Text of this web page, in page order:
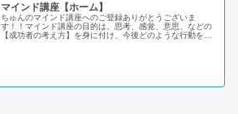
マインド講座【ホーム】
ちゅんのマインド講座へのご登録ありがとうございま
す！！マインド講座の目的は、思考、感覚、意思、などの
【成功者の考え方】を身に付け、今後どのような行動をす